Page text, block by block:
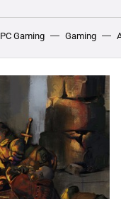
PC Gaming Gaming